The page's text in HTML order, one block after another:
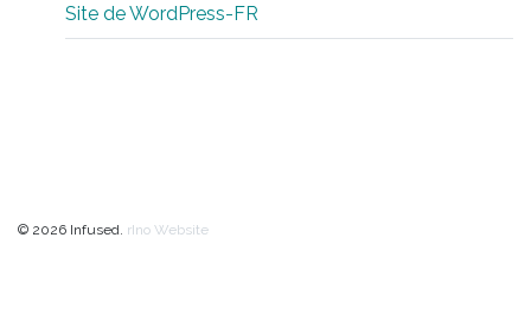
Site de WordPress-FR
© 2026 Infused. rIno Website